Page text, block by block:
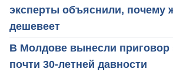
эксперты объяснили, почему
дешевеет
В Молдове вынесли приговор
почти 30-летней давности